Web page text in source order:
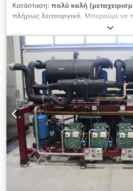
Κατάσταση: πολύ καλή
πλήρως λειτουργικό, Μπορούμε να
ράφι συμπιεστών βιομηχανικής ψύξης
συμπυκνωτή: Κατασκευαστής:
compressors Μοντέλο 3x HSK 6461-
165 kW240, R404KW40-3°C σε -
Για το ράφι Περιλαμβάνεται επίσης
Κουτί ελέγχου - Εξατμιστήρες
συμπυκνωτής:: Παραγωγός: Kobol
1209H AL 1C Χωρητικότητα
Βάρος: 2309 kg Έτος: 2010 Όλα σε
Δυνατότητα αγοράς μόνο της σχάρας
συμπυκνωτή Έχουμε 2 ίδια σετ
βιομηχανικά ψυκτικά μηχανήματα,
κατόπιν αιτήματος, Crjdpfxjir E I Io